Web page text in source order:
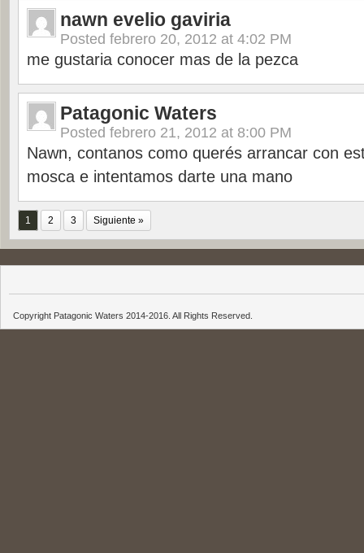
nawn evelio gaviria
Posted febrero 20, 2012 at 4:02 PM
me gustaria conocer mas de la pezca
Patagonic Waters
Posted febrero 21, 2012 at 8:00 PM
Nawn, contanos como querés arrancar con
mosca e intentamos darte una mano
1 2 3 Siguiente »
Copyright Patagonic Waters 2014-2016. All Rights Reserved.